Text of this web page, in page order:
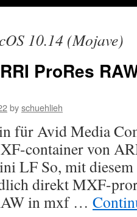
10.14 (Mojave)
ProRes
byschuehlieh
für Avid Media
container von
LF So, mit diesem
direkt MXF-
in mxf …